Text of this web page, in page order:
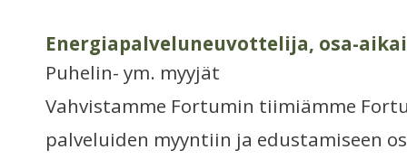
Energiapalveluneuvottelija, osa-
Puhelin- ym. myyjät
Vahvistamme Fortumin tiimiämme
palveluiden myyntiin ja edustamiseen